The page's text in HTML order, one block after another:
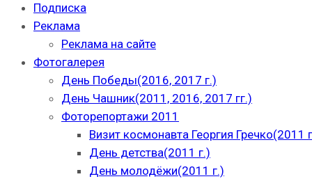
Подписка
Реклама
Реклама на сайте
Фотогалерея
День Победы(2016, 2017 г.)
День Чашник(2011, 2016, 2017 гг.)
Фоторепортажи 2011
Визит космонавта Георгия Гречко(2011
День детства(2011 г.)
День молодёжи(2011 г.)